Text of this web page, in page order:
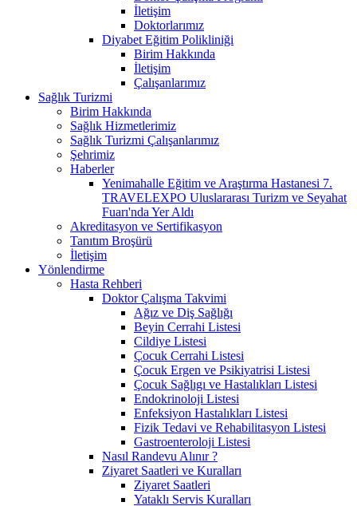
İletişim
Doktorlarımız
Diyabet Eğitim Polikliniği
Birim Hakkında
İletişim
Çalışanlarımız
Sağlık Turizmi
Birim Hakkında
Sağlık Hizmetlerimiz
Sağlık Turizmi Çalışanlarımız
Şehrimiz
Haberler
Yenimahalle Eğitim ve Araştırma Hastanesi 7.
TRAVELEXPO Uluslararası Turizm ve Seyahat
Fuarı'nda Yer Aldı
Akreditasyon ve Sertifikasyon
Tanıtım Broşürü
İletişim
Yönlendirme
Hasta Rehberi
Doktor Çalışma Takvimi
Ağız ve Diş Sağlığı
Beyin Cerrahi Listesi
Cildiye Listesi
Çocuk Cerrahi Listesi
Çocuk Ergen ve Psikiyatrisi Listesi
Çocuk Sağlıgı ve Hastalıkları Listesi
Endokrinoloji Listesi
Enfeksiyon Hastalıkları Listesi
Fizik Tedavi ve Rehabilitasyon Listesi
Gastroenteroloji Listesi
Nasıl Randevu Alınır ?
Ziyaret Saatleri ve Kuralları
Ziyaret Saatleri
Yataklı Servis Kuralları